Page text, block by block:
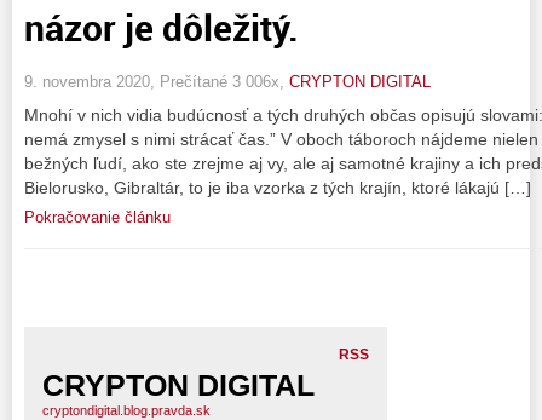
názor je dôležitý.
9. novembra 2020, Prečítané 3 006x, CRYPTON DIGITAL
Mnohí v nich vidia budúcnosť a tých druhých občas opisujú
nemá zmysel s nimi strácať čas.” V oboch táboroch nájdeme
bežných ľudí, ako ste zrejme aj vy, ale aj samotné krajiny a ich
Bielorusko, Gibraltár, to je iba vzorka z tých krajín, ktoré lákajú […]
Pokračovanie článku
RSS
CRYPTON DIGITAL
cryptondigital.blog.pravda.sk